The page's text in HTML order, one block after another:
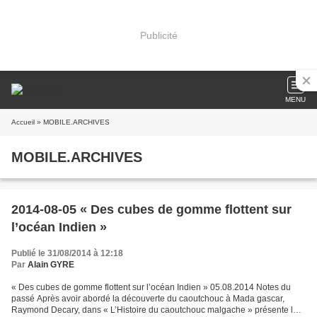
Publicité
MENU
Accueil » MOBILE.ARCHIVES
MOBILE.ARCHIVES
2014-08-05 « Des cubes de gomme flottent sur
l’océan Indien »
Publié le 31/08/2014 à 12:18
Par Alain GYRE
« Des cubes de gomme flottent sur l’océan Indien » 05.08.2014 Notes du
passé Après avoir abordé la découverte du caoutchouc à Mada gascar,
Raymond Decary, dans « L’Histoire du caoutchouc malgache » présente les